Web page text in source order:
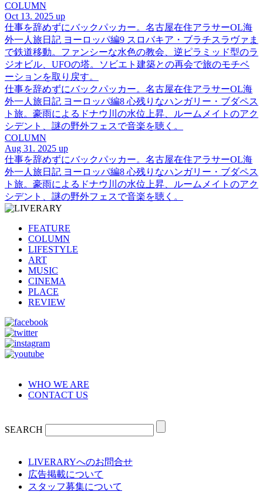
COLUMN
Oct 13. 2025 up
仕事を辞めずにバックパッカー。名古屋在住アラサーOL海
外一人旅日記 ヨーロッパ編9 スロバキア・ブラチスラヴァま
で鉄道移動。ファンシーな水色の教会、逆ピラミッド型のラ
ジオビル、UFOの塔。ソビエト建築との再会で旅のモチベ
ーションを取り戻す。
仕事を辞めずにバックパッカー。名古屋在住アラサーOL海
外一人旅日記 ヨーロッパ編8 心残りなハンガリー・ブダペス
ト旅。豪雨によるドナウ川の水位上昇、ルームメイトのアク
シデント、謎の野外フェスで音楽を聴く。
COLUMN
Aug 31. 2025 up
仕事を辞めずにバックパッカー。名古屋在住アラサーOL海
外一人旅日記 ヨーロッパ編8 心残りなハンガリー・ブダペス
ト旅。豪雨によるドナウ川の水位上昇、ルームメイトのアク
シデント、謎の野外フェスで音楽を聴く。
FEATURE
COLUMN
LIFESTYLE
ART
MUSIC
CINEMA
PLACE
REVIEW
WHO WE ARE
CONTACT US
SEARCH
LIVERARYへのお問合せ
広告掲載について
スタッフ募集について